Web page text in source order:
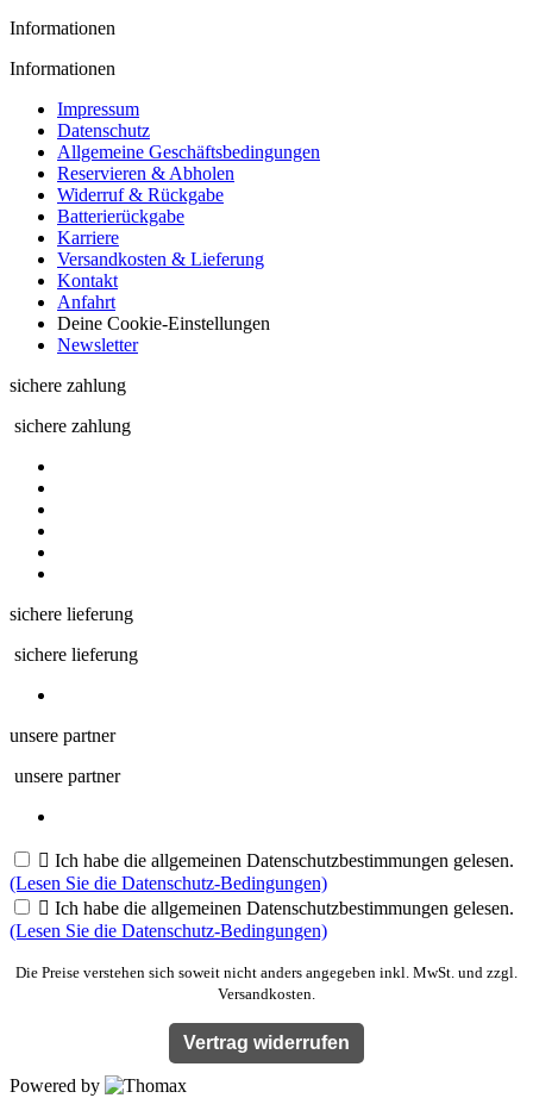
Informationen
Informationen
Impressum
Datenschutz
Allgemeine Geschäftsbedingungen
Reservieren & Abholen
Widerruf & Rückgabe
Batterierückgabe
Karriere
Versandkosten & Lieferung
Kontakt
Anfahrt
Deine Cookie-Einstellungen
Newsletter
sichere zahlung
sichere zahlung
sichere lieferung
sichere lieferung
unsere partner
unsere partner
 Ich habe die allgemeinen Datenschutzbestimmungen gelesen.
(Lesen Sie die Datenschutz-Bedingungen)
 Ich habe die allgemeinen Datenschutzbestimmungen gelesen.
(Lesen Sie die Datenschutz-Bedingungen)
Die Preise verstehen sich soweit nicht anders angegeben inkl. MwSt. und zzgl.
Versandkosten.
Vertrag widerrufen
Powered by